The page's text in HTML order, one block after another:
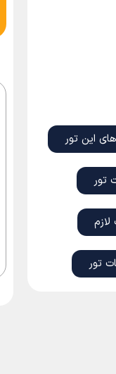
این تور
تور
تور